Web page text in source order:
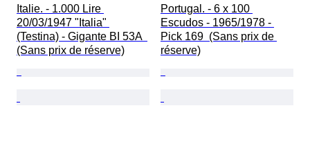
Italie. - 1.000 Lire
20/03/1947 "Italia"
(Testina) - Gigante BI 53A
(Sans prix de réserve)
Portugal. - 6 x 100
Escudos - 1965/1978 -
Pick 169  (Sans prix de
réserve)